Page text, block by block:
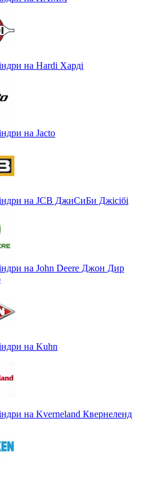
на Hardi Харді
на Jacto
на JCB ДжиСиБи Джісібі
на John Deere Джон Дир
на Kuhn
на Kverneland Квернеленд